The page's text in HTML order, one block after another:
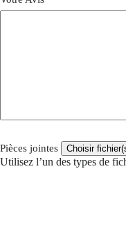
Pièces jointes
Utilisez l’un des types de